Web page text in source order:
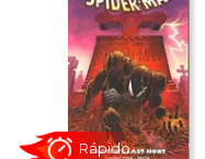
que
humana.